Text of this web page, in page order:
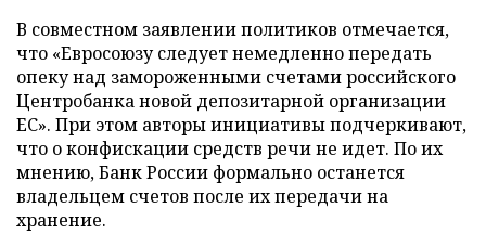
В совместном заявлении политиков отмечается,
что «Евросоюзу следует немедленно передать
опеку над замороженными счетами российского
Центробанка новой депозитарной организации
ЕС». При этом авторы инициативы подчеркивают,
что о конфискации средств речи не идет. По их
мнению, Банк России формально останется
владельцем счетов после их передачи на
хранение.